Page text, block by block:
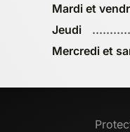
Mardi et
Jeudi
Mercredi et